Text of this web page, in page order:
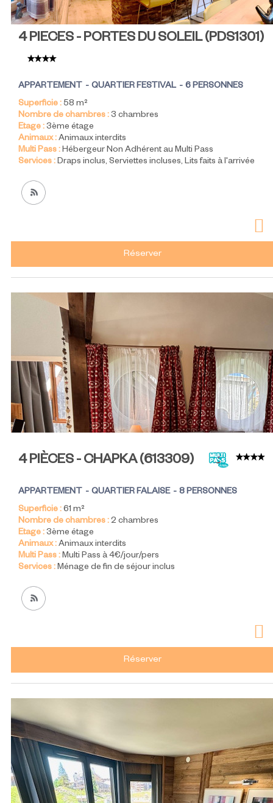
4 PIECES - PORTES DU SOLEIL(PDS1301)
APPARTEMENT QUARTIER FESTIVAL
6 PERSONNES
Superficie :58 m²
Nombre de chambres :3 chambres
Etage :3ème étage
Animaux :Animaux interdits
Multi Pass :Hébergeur Non Adhérent au Multi Pass
Services :Draps inclus Serviettes incluses Lits faits à l'arrivée
Réserver
4 PIÈCES - CHAPKA(613309)
APPARTEMENT QUARTIER FALAISE
8 PERSONNES
Superficie :61 m²
Nombre de chambres :2 chambres
Etage :3ème étage
Animaux :Animaux interdits
Multi Pass :Multi Pass à 4€/jour/pers
Services :Ménage de fin de séjour inclus
Réserver